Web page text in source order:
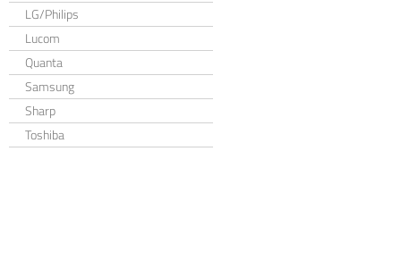
LG/Philips
Lucom
Quanta
Samsung
Sharp
Toshiba